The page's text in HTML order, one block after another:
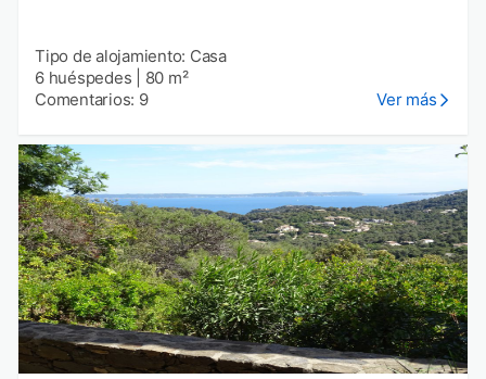
Tipo de alojamiento: Casa
6 huéspedes
80 m²
Comentarios: 9
Ver más